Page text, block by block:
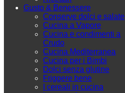
Gusto & Benessere
Conserve dolci e salate
Cucina a Vapore
Cucina e condimenti a
Crudo
Cucina Mediterranea
Cucina per i Bimbi
Dolci senza glutine
Friggere bene
I cereali in cucina